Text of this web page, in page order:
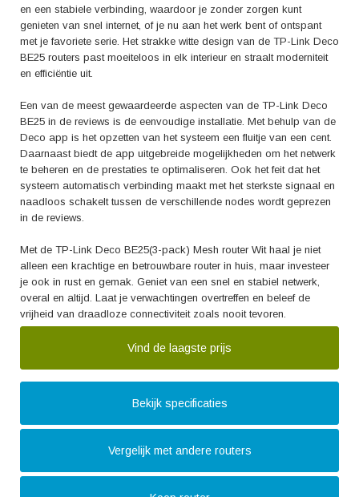
en een stabiele verbinding, waardoor je zonder zorgen kunt
genieten van snel internet, of je nu aan het werk bent of ontspant
met je favoriete serie. Het strakke witte design van de TP-Link Deco
BE25 routers past moeiteloos in elk interieur en straalt moderniteit
en efficiëntie uit.
Een van de meest gewaardeerde aspecten van de TP-Link Deco
BE25 in de reviews is de eenvoudige installatie. Met behulp van de
Deco app is het opzetten van het systeem een fluitje van een cent.
Daarnaast biedt de app uitgebreide mogelijkheden om het netwerk
te beheren en de prestaties te optimaliseren. Ook het feit dat het
systeem automatisch verbinding maakt met het sterkste signaal en
naadloos schakelt tussen de verschillende nodes wordt geprezen
in de reviews.
Met de TP-Link Deco BE25(3-pack) Mesh router Wit haal je niet
alleen een krachtige en betrouwbare router in huis, maar investeer
je ook in rust en gemak. Geniet van een snel en stabiel netwerk,
overal en altijd. Laat je verwachtingen overtreffen en beleef de
vrijheid van draadloze connectiviteit zoals nooit tevoren.
Vind de laagste prijs
Bekijk specificaties
Vergelijk met andere routers